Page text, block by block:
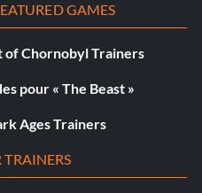
GAMES
of Chornobyl Trainers
pour « The Beast »
Ages Trainers